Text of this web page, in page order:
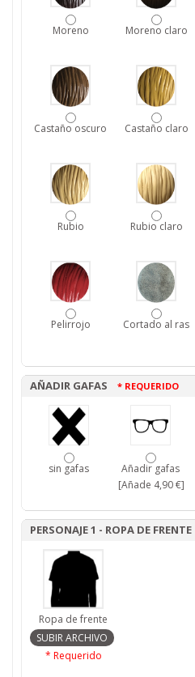
Moreno Moreno claro
Castaño oscuro Castaño claro
Rubio Rubio claro
Pelirrojo Cortado al ras
AÑADIR GAFAS * REQUERIDO
sin gafas
Añadir gafas
[Añade 4,90 €]
PERSONAJE 1 - ROPA DE FRENTE
Ropa de frente
* Requerido